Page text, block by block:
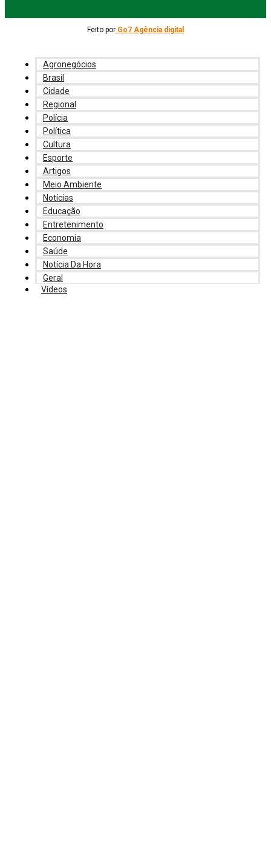
Feito por Go7 Agência digital
Agronegócios
Brasil
Cidade
Regional
Polícia
Política
Cultura
Esporte
Artigos
Meio Ambiente
Notícias
Educação
Entretenimento
Economia
Saúde
Notícia Da Hora
Geral
Vídeos